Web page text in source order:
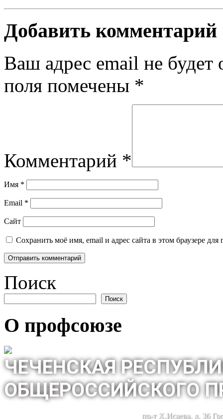
Добавить комментарий
Ваш адрес email не будет
поля помечены *
Комментарий *
Имя *
Email *
Сайт
Сохранить моё имя, email и адрес сайта в этом браузере
Поиск
Поиск
О профсоюзе
ЧЕЧЕНСКАЯ
ОБЩЕРОССИЙСКОГО
пр-т Х.Исаева, д. 36